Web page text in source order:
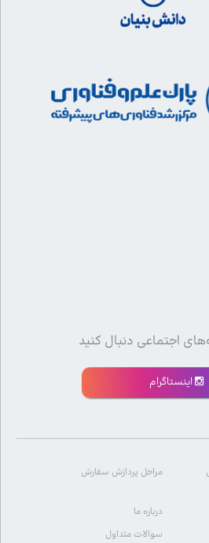
اجتماعی دنبال کنید
اینستاگرام
مراحل پردازش سفارش
درباره ما
سوالات متداول